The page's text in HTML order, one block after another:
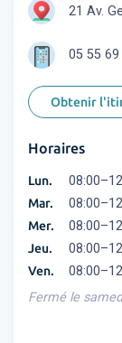
21 Av.
05 55
Obtenir
Horaires
Lun.
Mar.
Mer.
Jeu.
Ven.
Fermé le